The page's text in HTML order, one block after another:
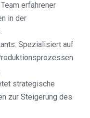
erfahrener
in der
Spezialisiert auf
strategische
zur Steigerung des